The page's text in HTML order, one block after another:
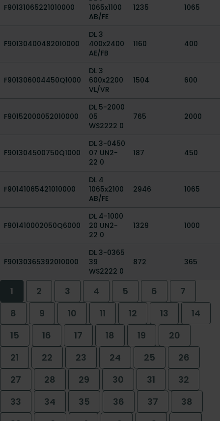
F90131065221010000
1065x1100
AB/FE
1235 1065
F90130400482010000
DL 3
400x2400
AE/FB
1160 400
F901306004450Q1000
DL 3
600x2200
VL/VR
1504 600
F90152000052010000
DL 5-2000
05
WS2222 0
765 2000
F901304500750Q1000
DL 3-0450
07 UN2-
22 0
187 450
F90141065421010000
DL 4
1065x2100
AB/FE
2946 1065
F901410002050Q6000
DL 4-1000
20 UN2-
22 0
1329 1000
F90130365392010000
DL 3-0365
39
WS2222 0
872 365
1 2 3 4 5 6
7
8
9 10 11 12 13
14
15
16 17 18 19
20
21
22 23 24 25
26
27
28 29 30 31
32
33
34 35 36 37
38